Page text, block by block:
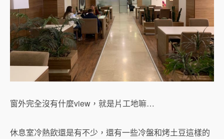
窗外完全沒有什麼view，就是片工地嘛…
休息室冷熱飲還是有不少，還有一些冷盤和烤土豆這樣的